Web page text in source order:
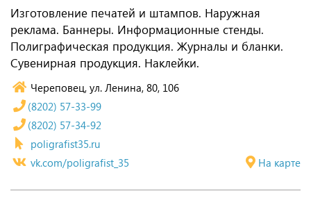
Изготовление печатей и штампов. Наружная
реклама. Баннеры. Информационные стенды.
Полиграфическая продукция. Журналы и бланки.
Сувенирная продукция. Наклейки.
Череповец, ул. Ленина, 80, 106
На карте
(8202) 57-33-99
(8202) 57-34-92
poligrafist35.ru
vk.com/poligrafist_35